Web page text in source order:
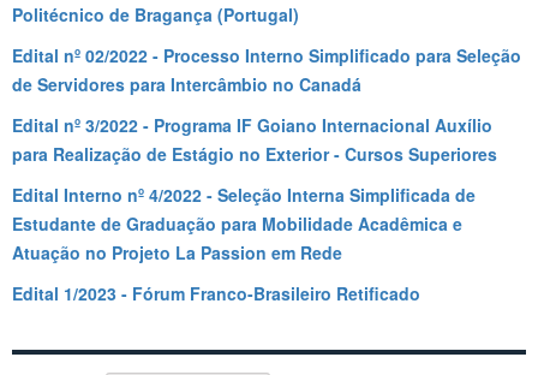
Politécnico de Bragança (Portugal)
Edital nº 02/2022 - Processo Interno Simplificado para Seleção
de Servidores para Intercâmbio no Canadá
Edital nº 3/2022 - Programa IF Goiano Internacional Auxílio
para Realização de Estágio no Exterior - Cursos Superiores
Edital Interno nº 4/2022 - Seleção Interna Simplificada de
Estudante de Graduação para Mobilidade Acadêmica e
Atuação no Projeto La Passion em Rede
Edital 1/2023 - Fórum Franco-Brasileiro Retificado